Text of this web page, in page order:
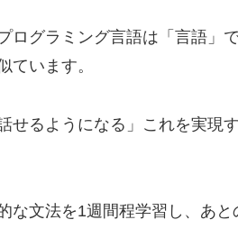
ログラミング言語は「言語」
ています。
せるようになる」これを実現
な文法を1週間程学習し、あ